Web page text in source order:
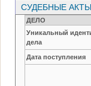
СУДЕБНЫЕ АКТЫ
ДЕЛО
Уникальный
дела
Дата поступления